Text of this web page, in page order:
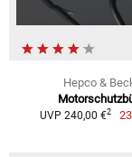
Hepco &
UVP 240,00 €2